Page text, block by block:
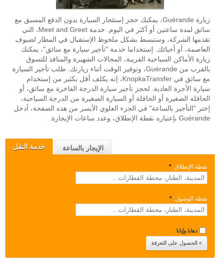
خدمة النقل الإيجار بالساعة
نقطة الإنطلاق: *
نقطة الوصول: *
ذهابا وإيابا
زيارة Guérande، يمكنك حجز إستئجار السيارة بدون الدفع المسبق مع
سائق لمدة ساعتين أو أكثر في اليوم. خدمة Meet and Greet، التي
تقدمها الشركة، وستبسط بشكل ملحوظ الإستقبال في المطار لضيوف
العاصمة، أو أحبائك. إستخداما خدمة "تأجير سيارة مع سائق"، يمكنك
زيارة الأماكن السياحية القريبة، المحالات الشهيرة والمنافذ للتسوق
بالقرب من Guérande، وتوفير الوقت أثناء زيارتك. طلب تأجير السيارة
مع سائق في KnopkaTransfer، إنه يكلف أقل بكثير من إستخدام
سيارة الأجرة العادية. لحجز تأجير سيارة الدرجة الفاخرة مع سائق، أو
الحافلة الصغيرة أو الحافلة أو السيارة الصغيرة من الدرجة السياحية،
إختر "التأجير بالساعة" في الجزء العلوي الأيسر من هذه الصفحة، أدخل
Guérande بإعتباره نقطة الإنطلاق، وعدد ساعات الإيجارة.